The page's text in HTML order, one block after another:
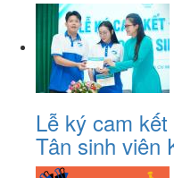
Lễ ký cam
Tân sinh viên